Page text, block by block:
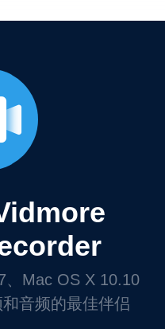
、Mac OS X 10.10
音频的最佳伴侣